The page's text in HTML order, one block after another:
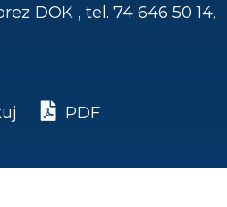
DOK , tel. 74 646 50 14,
PDF